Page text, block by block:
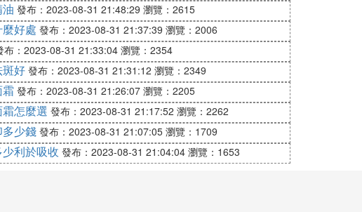
，效果能比一般面霜好很多。如果你想要購買的
，不知道怎麼弄開用
膚粗糙紋理；加強肌膚角質層剝落，改變膚色晦
拍打吸收（避開眼周亂物使用）。
發布：2023-08-31 21:48:29 瀏覽：2615
好處 發布：2023-08-31 21:37:39 瀏覽：2006
布：2023-08-31 21:33:04瀏覽：2354
好 發布：2023-08-31 21:31:12 瀏覽：2349
發布：2023-08-31 21:26:07 瀏覽：2205
怎麼選 發布：2023-08-31 21:17:52 瀏覽：2262
少錢 發布：2023-08-31 21:07:05 瀏覽：1709
利於吸收 發布：2023-08-31 21:04:04 瀏覽：1653